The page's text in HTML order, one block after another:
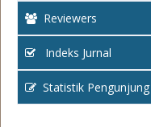
Reviewers
Indeks Jurnal
Statistik Pengunjung